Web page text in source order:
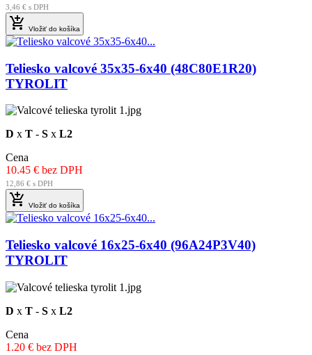
3,46 € s DPH
 Vložiť do košíka
Teliesko valcové 35x35-6x40 (48C80E1R20)
TYROLIT
D x T - S x L2
Cena
10.45 € bez DPH
12,86 € s DPH
 Vložiť do košíka
Teliesko valcové 16x25-6x40 (96A24P3V40)
TYROLIT
D x T - S x L2
Cena
1.20 € bez DPH